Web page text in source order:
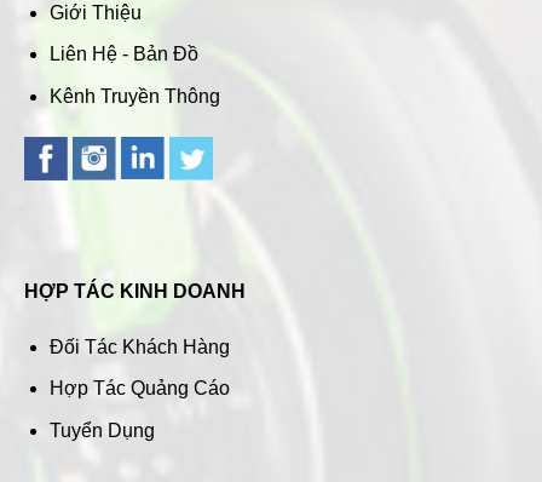
Giới Thiệu
Liên Hệ - Bản Đồ
Kênh Truyền Thông
HỢP TÁC KINH DOANH
Đối Tác Khách Hàng
Hợp Tác Quảng Cáo
Tuyển Dụng